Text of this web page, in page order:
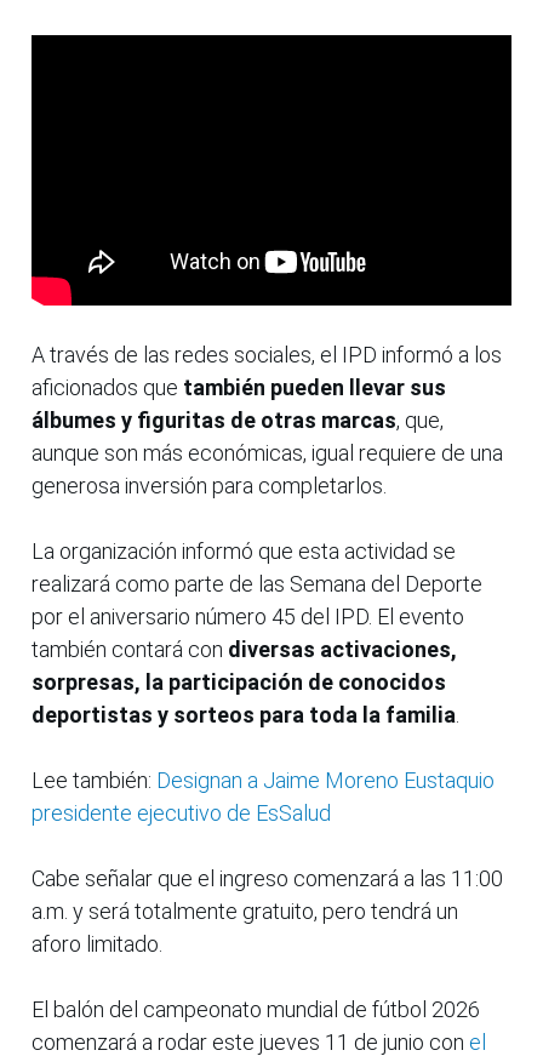
A través de las redes sociales, el IPD informó a los
aficionados que también pueden llevar sus
álbumes y figuritas de otras marcas, que,
aunque son más económicas, igual requiere de una
generosa inversión para completarlos.
La organización informó que esta actividad se
realizará como parte de las Semana del Deporte
por el aniversario número 45 del IPD. El evento
también contará con diversas activaciones,
sorpresas, la participación de conocidos
deportistas y sorteos para toda la familia
Lee también: Designan a Jaime Moreno Eustaquio
presidente ejecutivo de EsSalud
Cabe señalar que el ingreso comenzará a las 11:00
a.m. y será totalmente gratuito, pero tendrá un
aforo limitado.
El balón del campeonato mundial de fútbol 2026
comenzará a rodar este jueves 11 de junio con el